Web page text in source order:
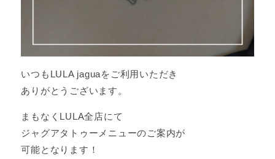
いつもLULA jaguaをご利用いただき
ありがとうございます。
まもなくLULA全店にて
ジャグアタトゥーメニューのご案内が
可能となります！